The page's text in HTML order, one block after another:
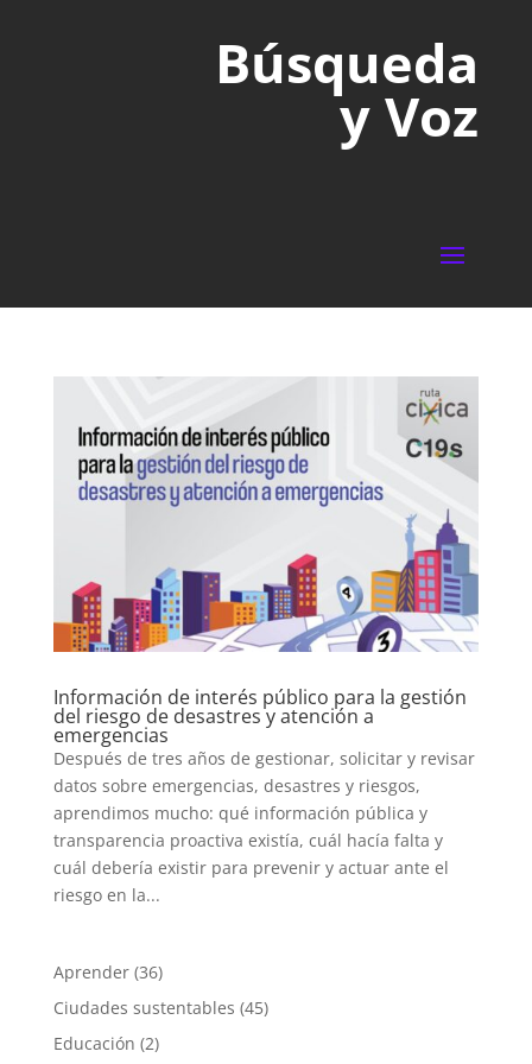
Búsqueda
y Voz
Información de interés público para la gestión
del riesgo de desastres y atención a
emergencias
Después de tres años de gestionar, solicitar y revisar
datos sobre emergencias, desastres y riesgos,
aprendimos mucho: qué información pública y
transparencia proactiva existía, cuál hacía falta y
cuál debería existir para prevenir y actuar ante el
riesgo en la...
Aprender(36)
Ciudades sustentables (45)
Educación (2)